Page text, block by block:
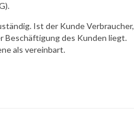
Ist der Kunde Verbraucher,
Beschäftigung des Kunden liegt.
als vereinbart.